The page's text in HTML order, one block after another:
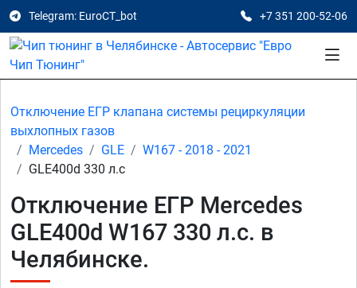
Telegram: EuroCT_bot +7 351 200-52-06
Отключение ЕГР клапана системы рециркуляции
выхлопных газов
Mercedes
GLE
W167 - 2018 - 2021
GLE400d 330 л.с
Отключение ЕГР Mercedes
GLE400d W167 330 л.с. в
Челябинске.